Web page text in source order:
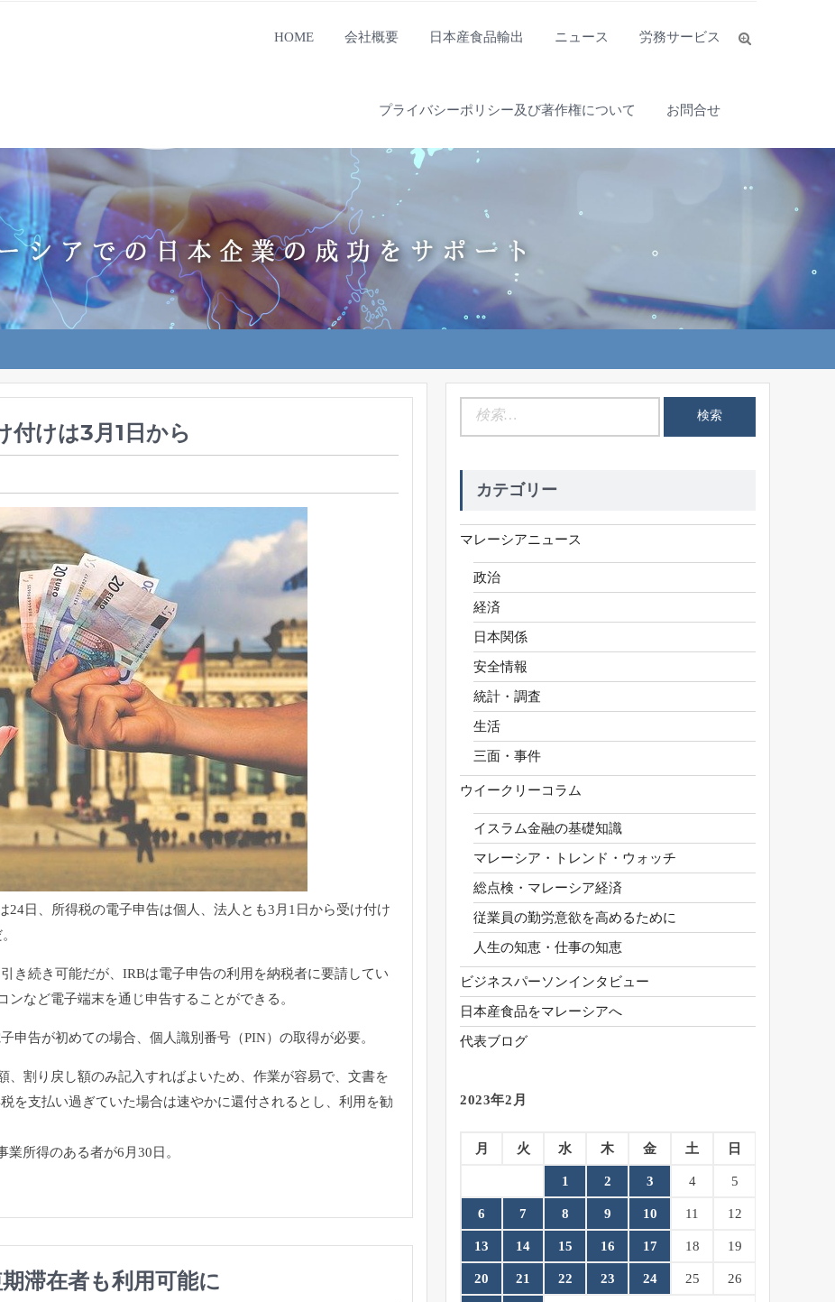
HOME 会社概要 日本産食品輸出 ニュース 労務サービス
プライバシーポリシー及び著作権について お問合せ
付けは3月1日から
日、所得税の電子申告は個人、 法人とも3月1日から受け付け
き続き可能だが、 IRBは電子申告の利用を納税者に要請してい
ンなど電子端末を通じ申告することができる。
申告が初めての場合、個人識別番号（PIN）の取得が必要。
、 割り戻し額のみ記入すればよいため、作業が容易で、 文書を
を支払い過ぎていた場合は速やかに還付されるとし、 利用を勧
業所得のある者が6月30日。
滞在者も利用可能に
カテゴリー
マレーシアニュース
政治
経済
日本関係
安全情報
統計・調査
生活
三面・事件
ウイークリーコラム
イスラム金融の基礎知識
マレーシア・トレンド・ウォッチ
総点検・マレーシア経済
従業員の勤労意欲を高めるために
人生の知恵・仕事の知恵
ビジネスパーソンインタビュー
日本産食品をマレーシアへ
代表ブログ
2023年2月
月 火 水 木 金 土 日
1 2 3 4 5
6 7 8 9 10 11 12
13 14 15 16 17 18 19
20 21 22 23 24 25 26